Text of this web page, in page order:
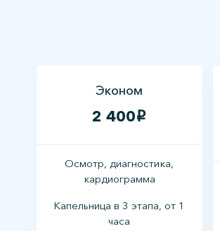
Эконом
2 400i
Осмотр, диагностика,
кардиограмма
Капельница в 3 этапа, от 1
часа